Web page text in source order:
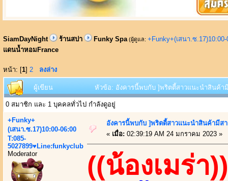
SiamDayNight ร้านสปา Funky Spa (ผู้ดูแล: +Funky+(เสนา.ซ
แดนน้ำหอมFrance
หน้า: [1] 2 ลงล่าง
ผู้เขียน หัวข้อ: อังคารนี้พบกับ ]พริตตี้สาวแนะนำสินค้า
0 สมาชิก และ 1 บุคคลทั่วไป กำลังดูอยู่
+Funky+
(เสนา.ซ.17)10:00-06:00
T:085-
5027899♥Line:funkyclub
Moderator
อังคารนี้พบกับ ]พริตตี้สาวแนะนำสินค้ามีส
« เมื่อ: 02:39:19 AM 24 มกราคม 2023 »
((น้องเมร่า))